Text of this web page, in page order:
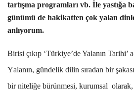
tartışma programları vb. İle yastığa
günümü de hakikatten çok yalan
anlıyorum.
Birisi çıkıp ‘Türkiye’de Yalanın Tarihi’
Yalanın, gündelik dilin sıradan birşakası
bir niteliğe bürünmesi, kurumsal olarak,